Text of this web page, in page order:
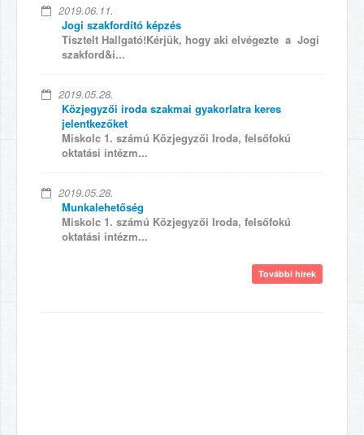
2019.06.11.
Jogi szakfordító képzés
Tisztelt Hallgató!Kérjük, hogy aki elvégezte a Jogi
szakford&i...
2019.05.28.
Közjegyzői iroda szakmai gyakorlatra keres
jelentkezőket
Miskolc 1. számú Közjegyzői Iroda, felsőfokú
oktatási intézm...
2019.05.28.
Munkalehetőség
Miskolc 1. számú Közjegyzői Iroda, felsőfokú
oktatási intézm...
További hírek